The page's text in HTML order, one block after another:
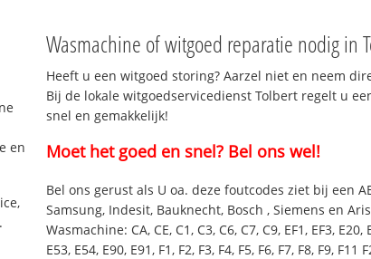
en
Wasmachine of witgoed reparatie nodig in
Heeft u een witgoed storing? Aarzel niet en neem
Bij de lokale witgoedservicedienst Tolbert regelt u
snel en gemakkelijk!
Moet het goed en snel? Bel ons wel!
Bel ons gerust als U oa. deze foutcodes ziet bij een
Samsung, Indesit, Bauknecht, Bosch , Siemens en
Wasmachine: CA, CE, C1, C3, C6, C7, C9, EF1, EF3, E20,
E53, E54, E90, E91, F1, F2, F3, F4, F5, F6, F7, F8, F9, F11